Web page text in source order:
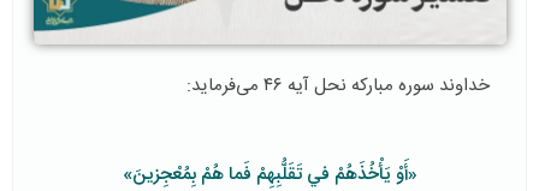
خداوند سوره مباركه نحل آيه ٤٦ می‌فرماید:
«أَوْ يَأْخُذَهُمْ في‏ تَقَلُّبِهِمْ فَما هُمْ بِمُعْجِزينَ»